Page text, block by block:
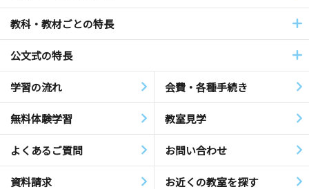
教科・教材ごとの特長
公文式の特長
学習の流れ 会費・各種手続き
無料体験学習 教室見学
よくあるご質問 お問い合わせ
資料請求 お近くの教室を探す